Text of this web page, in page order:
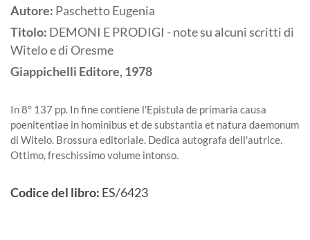
Autore: Paschetto Eugenia
Titolo: DEMONI E PRODIGI - note su alcuni scritti di
Witelo e di Oresme
Giappichelli Editore,1978
In 8° 137 pp. In fine contiene l'Epistula de primaria causa
poenitentiae in hominibus et de substantia et natura daemonum
di Witelo. Brossura editoriale. Dedica autografa dell'autrice.
Ottimo, freschissimo volume intonso.
Codice del libro: ES/6423